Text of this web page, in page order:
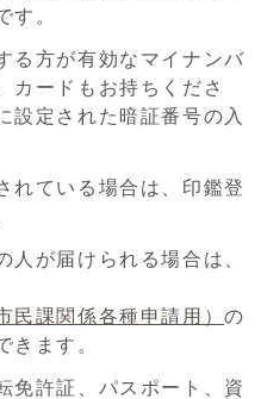
す。
る方が有効なマイナンバ
カードもお持ちくださ
設定された暗証番号の入
れている場合は、印鑑登
人が届けられる場合は、
民課関係各種申請用）の
きます。
免許証、パスポート、資